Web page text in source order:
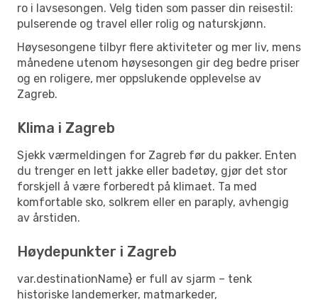
ro i lavsesongen. Velg tiden som passer din reisestil:
pulserende og travel eller rolig og naturskjønn.
Høysesongene tilbyr flere aktiviteter og mer liv, mens
månedene utenom høysesongen gir deg bedre priser
og en roligere, mer oppslukende opplevelse av
Zagreb.
Klima i Zagreb
Sjekk værmeldingen for Zagreb før du pakker. Enten
du trenger en lett jakke eller badetøy, gjør det stor
forskjell å være forberedt på klimaet. Ta med
komfortable sko, solkrem eller en paraply, avhengig
av årstiden.
Høydepunkter i Zagreb
var.destinationName} er full av sjarm – tenk
historiske landemerker, matmarkeder,